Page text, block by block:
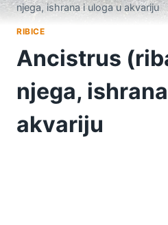
njega, ishrana i uloga u akvariju
RIBICE
Ancistrus
njega,
akvariju